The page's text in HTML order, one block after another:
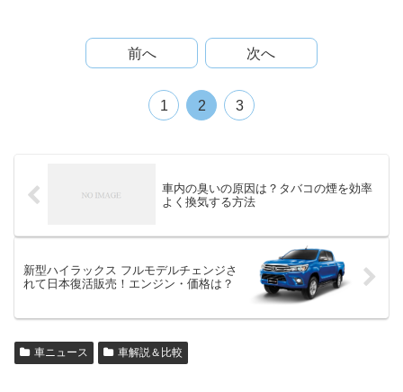
前へ 次へ
1 2 3
車内の臭いの原因は？タバコの煙を効率
よく換気する方法
新型ハイラックス フルモデルチェンジさ
れて日本復活販売！エンジン・価格は？
車ニュース 車解説＆比較